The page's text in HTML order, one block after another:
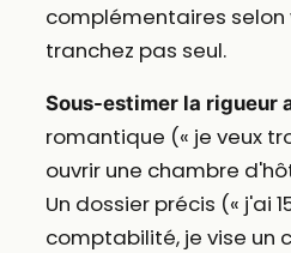
complémentaires selon
tranchez pas seul.
Sous-estimer la rigueur
romantique (« je veux
ouvrir une chambre
Un dossier précis (« j'ai
comptabilité, je vise un